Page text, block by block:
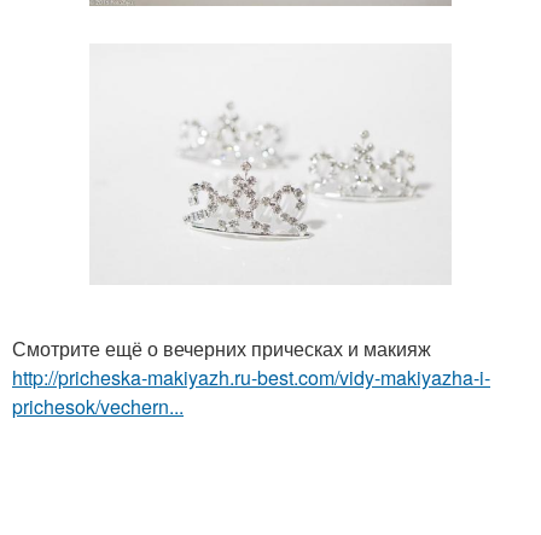
Смотрите ещё о вечерних прическах и макияж
http://pricheska-makiyazh.ru-best.com/vidy-makiyazha-i-
prichesok/vechern...